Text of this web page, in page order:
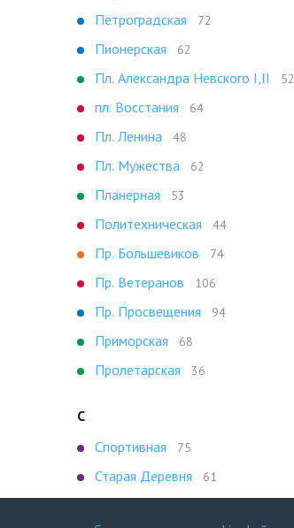
Петроградская 72
Пионерская 62
Пл. Александра Невского I,II 52
пл. Восстания 64
Пл. Ленина 48
Пл. Мужества 62
Планерная 53
Политехническая 44
Пр. Большевиков 74
Пр. Ветеранов 106
Пр. Просвещения 94
Приморская 68
Пролетарская 36
С
Спортивная
75
Старая Деревня 61